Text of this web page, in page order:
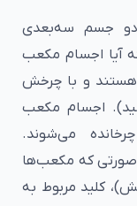
جسم سه‌بعدی
آیا اجسام مکعب
هستند و با چرخش
اجسام مکعب
می‌شوند.
صورتی که مکعب‌ها
کلید مربوط به